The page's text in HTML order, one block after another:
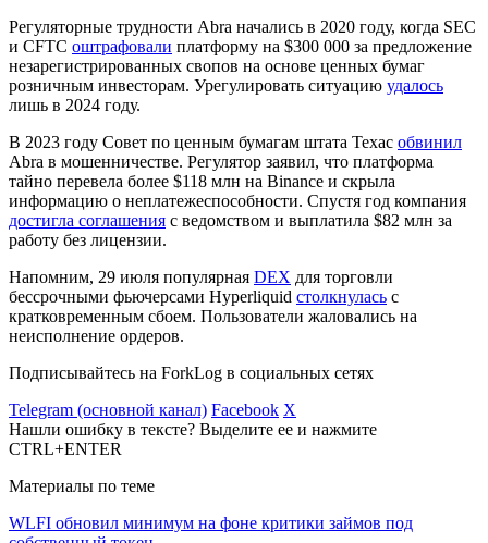
Регуляторные трудности Abra начались в 2020 году, когда SEC
и CFTC оштрафовали платформу на $300 000 за предложение
незарегистрированных свопов на основе ценных бумаг
розничным инвесторам. Урегулировать ситуацию удалось
лишь в 2024 году.
В 2023 году Совет по ценным бумагам штата Техас обвинил
Abra в мошенничестве. Регулятор заявил, что платформа
тайно перевела более $118 млн на Binance и скрыла
информацию о неплатежеспособности. Спустя год компания
достигла соглашения с ведомством и выплатила $82 млн за
работу без лицензии.
Напомним, 29 июля популярная DEX для торговли
бессрочными фьючерсами Hyperliquid столкнулась с
кратковременным сбоем. Пользователи жаловались на
неисполнение ордеров.
Подписывайтесь на ForkLog в социальных сетях
Telegram (основной канал) Facebook X
Нашли ошибку в тексте? Выделите ее и нажмите
CTRL+ENTER
Материалы по теме
WLFI обновил минимум на фоне критики займов под